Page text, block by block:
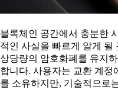
블록체인 공간에서 충분한
적인 사실을 빠르게 알게 될
상당량의 암호화폐를 유지
합니다. 사용자는 교환 계정
를 소유하지만, 기술적으로